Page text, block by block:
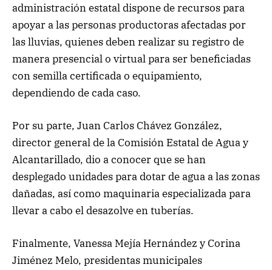
administración estatal dispone de recursos para
apoyar a las personas productoras afectadas por
las lluvias, quienes deben realizar su registro de
manera presencial o virtual para ser beneficiadas
con semilla certificada o equipamiento,
dependiendo de cada caso.
Por su parte, Juan Carlos Chávez González,
director general de la Comisión Estatal de Agua y
Alcantarillado, dio a conocer que se han
desplegado unidades para dotar de agua a las zonas
dañadas, así como maquinaria especializada para
llevar a cabo el desazolve en tuberías.
Finalmente, Vanessa Mejía Hernández y Corina
Jiménez Melo, presidentas municipales